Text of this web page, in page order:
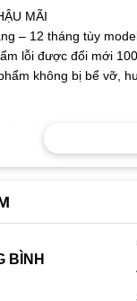
MÃI
– 12 tháng tùy
lỗi được đổi mới
không bị bể vỡ,
BẢO QUẢN PIN
có tuổi thọ ngắn
(sạc xả) dung
dụng như sau:
8 đến 10 tiếng, sau
như vậy trong 3 lần
Khi dùng pin còn
cấp quy định pin
dung lượng lại
BÌNH